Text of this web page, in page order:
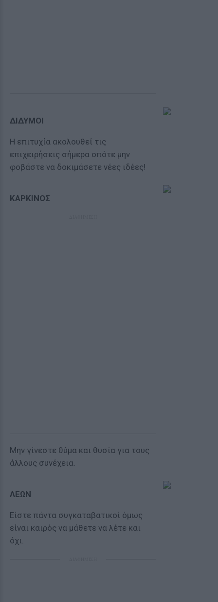
ΔΙΔΥΜΟΙ
Η επιτυχία ακολουθεί τις
επιχειρήσεις σήμερα οπότε μην
φοβάστε να δοκιμάσετε νέες ιδέες!
ΚΑΡΚΙΝΟΣ
Μην γίνεστε θύμα και θυσία για τους
άλλους συνέχεια.
ΛΕΩΝ
Eίστε πάντα συγκαταβατικοί όμως
είναι καιρός να μάθετε να λέτε και
όχι.